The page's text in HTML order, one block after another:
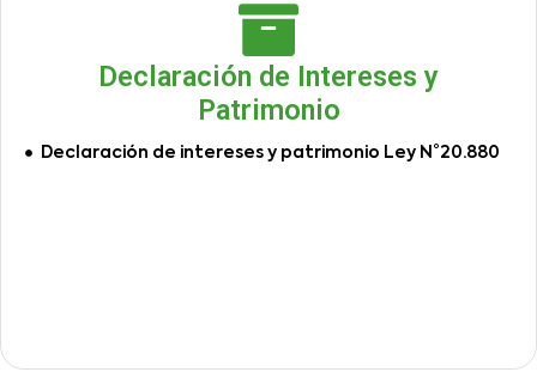
Declaración de Intereses y
Patrimonio
Declaración de intereses y patrimonio Ley N°20.880